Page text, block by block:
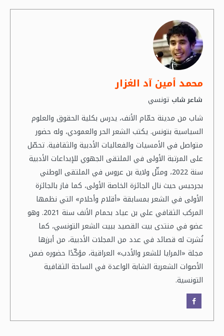
محمد أمين آد الغزار
شاعر شاب تونسي
شاب من مدينة حمّام الأنف، يدرس بكلية الحقوق والعلوم
السياسية بتونس. يكتب الشعر الحر والعمودي، وله حضور
متواصل في الأمسيات والفعاليات الأدبية والثقافية. تحصّل
على المرتبة الأولى في الملتقى الجهوي للإبداعات الأدبية
سنة 2022، ومثّل ولاية بن عروس في الملتقى الوطني
بجرجيس حيث نال الجائزة الخاصة الأولى، كما فاز بالجائزة
الأولى في الشعر بمسابقة «أقلام وأحلام» التي نظمها
المركب الثقافي علي بن عياد بحمام الأنف سنة 2021. وهو
عضو في منتدى بيت القصيد ببيت الشعر التونسي، كما
نُشرت له قصائد في عدد من المجلات الأدبية، من أبرزها
مجلة «المرايا للشعر والأدب» العراقية، مؤكّدًا حضوره ضمن
الأصوات الشعرية الشابة الواعدة في الساحة الثقافية
التونسية.